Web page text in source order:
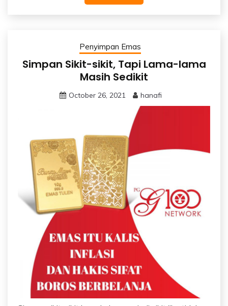
Penyimpan Emas
Simpan Sikit-sikit, Tapi Lama-lama
Masih Sedikit
October 26, 2021 hanafi